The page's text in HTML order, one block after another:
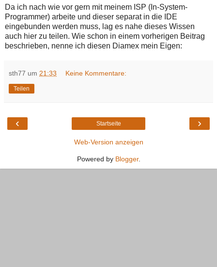
Da ich nach wie vor gern mit meinem ISP (In-System-
Programmer) arbeite und dieser separat in die IDE
eingebunden werden muss, lag es nahe dieses Wissen
auch hier zu teilen. Wie schon in einem vorherigen Beitrag
beschrieben, nenne ich diesen Diamex mein Eigen:
sth77 um 21:33 Keine Kommentare:
Teilen
‹ ›
Startseite
Web-Version anzeigen
Powered by Blogger.